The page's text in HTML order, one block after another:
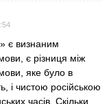
є визнаним
є різниця між
яке було в
і чистою російською
часів. Скільки